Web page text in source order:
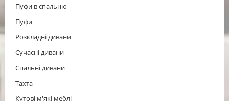
Пуфи в спальню
Пуфи
Розкладні дивани
Сучасні дивани
Спальні дивани
Тахта
Кутові м'які меблі